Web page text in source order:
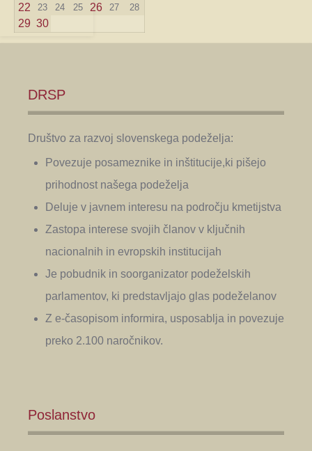
22 23 24 25 26 27 28
29 30
DRSP
Društvo za razvoj slovenskega podeželja:
Povezuje posameznike in inštitucije,ki pišejo
prihodnost našega podeželja
Deluje v javnem interesu na področju kmetijstva
Zastopa interese svojih članov v ključnih
nacionalnih in evropskih institucijah
Je pobudnik in soorganizator podeželskih
parlamentov, ki predstavljajo glas podeželanov
Z e-časopisom informira, usposablja in povezuje
preko 2.100 naročnikov.
Poslanstvo